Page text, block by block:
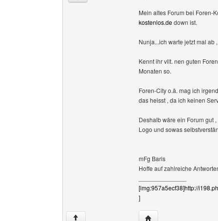
Mein altes Forum bei Foren-
kostenlos.dedown ist.
Nunja...ich warte jetzt mal ab
Kennt ihr vllt. nen guten
Monaten so.
Foren-City o.ä. mag ich
das heisst , da ich keinen
Deshalb wäre ein Forum gut
Logo und sowas
mFg Baris
Hoffe auf zahlreiche
[img:957a5ecf38]http://
]
↑ Website dieses